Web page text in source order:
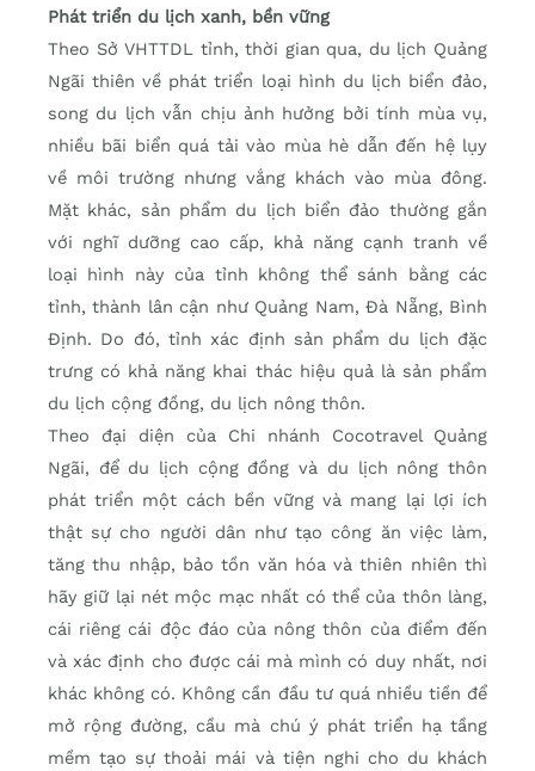
Phát triển du lịch xanh, bền vững
Theo Sở VHTTDL tỉnh, thời gian qua, du lịch Quảng
Ngãi thiên về phát triển loại hình du lịch biển đảo,
song du lịch vẫn chịu ảnh hưởng bởi tính mùa vụ,
nhiều bãi biển quá tải vào mùa hè dẫn đến hệ lụy
về môi trường nhưng vắng khách vào mùa đông.
Mặt khác, sản phẩm du lịch biển đảo thường gắn
với nghĩ dưỡng cao cấp, khả năng cạnh tranh về
loại hình này của tỉnh không thể sánh bằng các
tỉnh, thành lân cận như Quảng Nam, Đà Nẵng, Bình
Định. Do đó, tỉnh xác định sản phẩm du lịch đặc
trưng có khả năng khai thác hiệu quả là sản phẩm
du lịch cộng đồng, du lịch nông thôn.
Theo đại diện của Chi nhánh Cocotravel Quảng
Ngãi, để du lịch cộng đồng và du lịch nông thôn
phát triển một cách bền vững và mang lại lợi ích
thật sự cho người dân như tạo công ăn việc làm,
tăng thu nhập, bảo tồn văn hóa và thiên nhiên thì
hãy giữ lại nét mộc mạc nhất có thể của thôn làng,
cái riêng cái độc đáo của nông thôn của điểm đến
và xác định cho được cái mà mình có duy nhất, nơi
khác không có. Không cần đầu tư quá nhiều tiền để
mở rộng đường, cầu mà chú ý phát triển hạ tầng
mềm tạo sự thoải mái và tiện nghi cho du khách